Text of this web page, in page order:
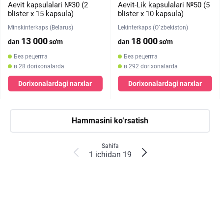
Aevit kapsulalari №30 (2
blister х 15 kapsula)
Minskinterkaps (Belarus)
dan 13 000so'm
Без рецепта
в 28 dorixonalarda
Dorixonalardagi narxlar
Aevit-Lik kapsulalari №50 (5
blister х 10 kapsula)
Lekinterkaps (O`zbekiston)
dan 18 000so'm
Без рецепта
в 292 dorixonalarda
Dorixonalardagi narxlar
Hammasini ko‘rsatish
Sahifa
1 ichidan 19